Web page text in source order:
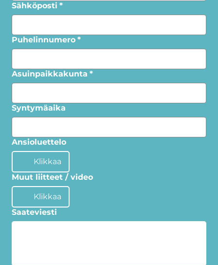
Sähköposti *
Puhelinnumero *
Asuinpaikkakunta *
Syntymäaika
Ansioluettelo
Klikkaa
Muut liitteet / video
Klikkaa
Saateviesti